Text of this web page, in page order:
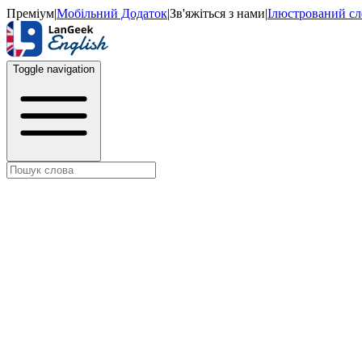
Преміум|Мобільний Додаток|Зв'яжіться з нами|Ілюстрований
Toggle navigation